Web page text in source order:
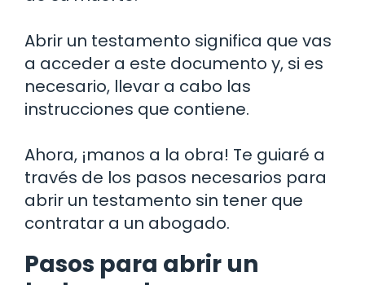
Abrir un testamento significa que vas
a acceder a este documento y, si es
necesario, llevar a cabo las
instrucciones que contiene.
Ahora, ¡manos a la obra! Te guiaré a
través de los pasos necesarios para
abrir un testamento sin tener que
contratar a un abogado.
Pasos para abrir un